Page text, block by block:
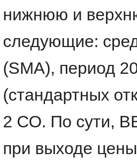
нижнюю и
следующие:
(SMA), период
(стандартных
2 СО. По сути,
при выходе